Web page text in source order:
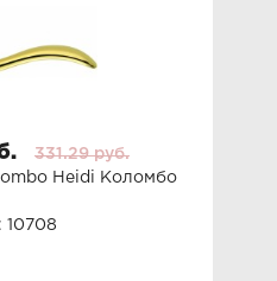
331.29 руб.
Heidi Коломбо
10708